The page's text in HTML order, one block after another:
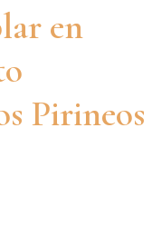
en
Pirineos